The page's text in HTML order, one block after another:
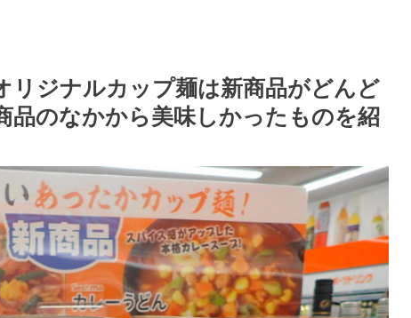
リジナルカップ麺は新商品がどんど
品のなかから美味しかったものを紹